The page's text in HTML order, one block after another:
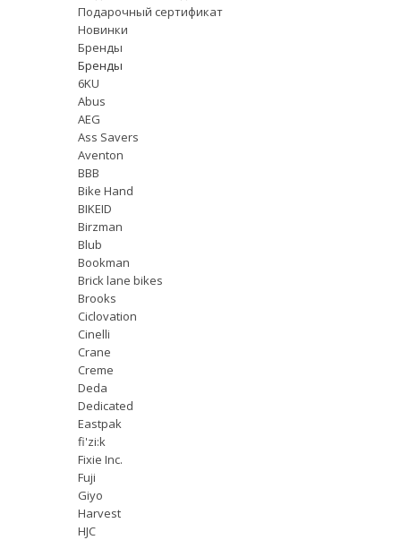
Подарочный сертификат
Новинки
Бренды
Бренды
6KU
Abus
AEG
Ass Savers
Aventon
BBB
Bike Hand
BIKEID
Birzman
Blub
Bookman
Brick lane bikes
Brooks
Ciclovation
Cinelli
Crane
Creme
Deda
Dedicated
Eastpak
fi'zi:k
Fixie Inc.
Fuji
Giyo
Harvest
HJC